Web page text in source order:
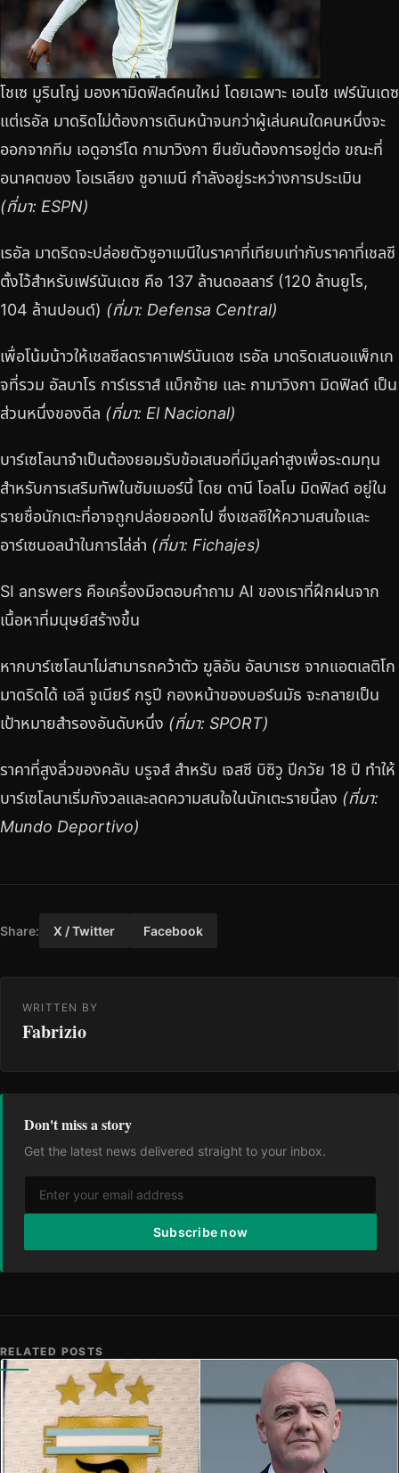
โชเซ มูรินโญ่ มองหามิดฟิลด์คนใหม่ โดยเฉพาะ เอนโซ เฟร์นันเดซ
แต่เรอัล มาดริดไม่ต้องการเดินหน้าจนกว่าผู้เล่นคนใดคนหนึ่งจะ
ออกจากทีม เอดูอาร์โด กามาวิงกา ยืนยันต้องการอยู่ต่อ ขณะที่
อนาคตของ โอเรเลียง ชูอาเมนี กำลังอยู่ระหว่างการประเมิน
(ที่มา: ESPN)
เรอัล มาดริดจะปล่อยตัวชูอาเมนีในราคาที่เทียบเท่ากับราคาที่เชลซี
ตั้งไว้สำหรับเฟร์นันเดซ คือ 137 ล้านดอลลาร์ (120 ล้านยูโร,
104 ล้านปอนด์) (ที่มา: Defensa Central)
เพื่อโน้มน้าวให้เชลซีลดราคาเฟร์นันเดซ เรอัล มาดริดเสนอแพ็กเก
จที่รวม อัลบาโร การ์เรราส์ แบ็กซ้าย และ กามาวิงกา มิดฟิลด์ เป็น
ส่วนหนึ่งของดีล (ที่มา: El Nacional)
บาร์เซโลนาจำเป็นต้องยอมรับข้อเสนอที่มีมูลค่าสูงเพื่อระดมทุน
สำหรับการเสริมทัพในซัมเมอร์นี้ โดย ดานี โอลโม มิดฟิลด์ อยู่ใน
รายชื่อนักเตะที่อาจถูกปล่อยออกไป ซึ่งเชลซีให้ความสนใจและ
อาร์เซนอลนำในการไล่ล่า (ที่มา: Fichajes)
SI answers คือเครื่องมือตอบคำถาม AI ของเราที่ฝึกฝนจาก
เนื้อหาที่มนุษย์สร้างขึ้น
หากบาร์เซโลนาไม่สามารถคว้าตัว ฆูลิอัน อัลบาเรซ จากแอตเลติโก
มาดริดได้ เอลี จูเนียร์ กรูปี กองหน้าของบอร์นมัธ จะกลายเป็น
เป้าหมายสำรองอันดับหนึ่ง (ที่มา: SPORT)
ราคาที่สูงลิ่วของคลับ บรูจส์ สำหรับ เจสซี บิซิวู ปีกวัย 18 ปี ทำให้
บาร์เซโลนาเริ่มกังวลและลดความสนใจในนักเตะรายนี้ลง (ที่มา:
Mundo Deportivo)
Share: X / Twitter Facebook
WRITTEN BY
Fabrizio
Don't miss a story
Get the latest news delivered straight to your inbox.
Subscribe now
RELATED POSTS